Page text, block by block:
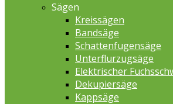
Sägen
Kreissägen
Bandsäge
Schattenfugensäge
Unterflurzugsäge
Elektrischer
Dekupiersäge
Kappsäge